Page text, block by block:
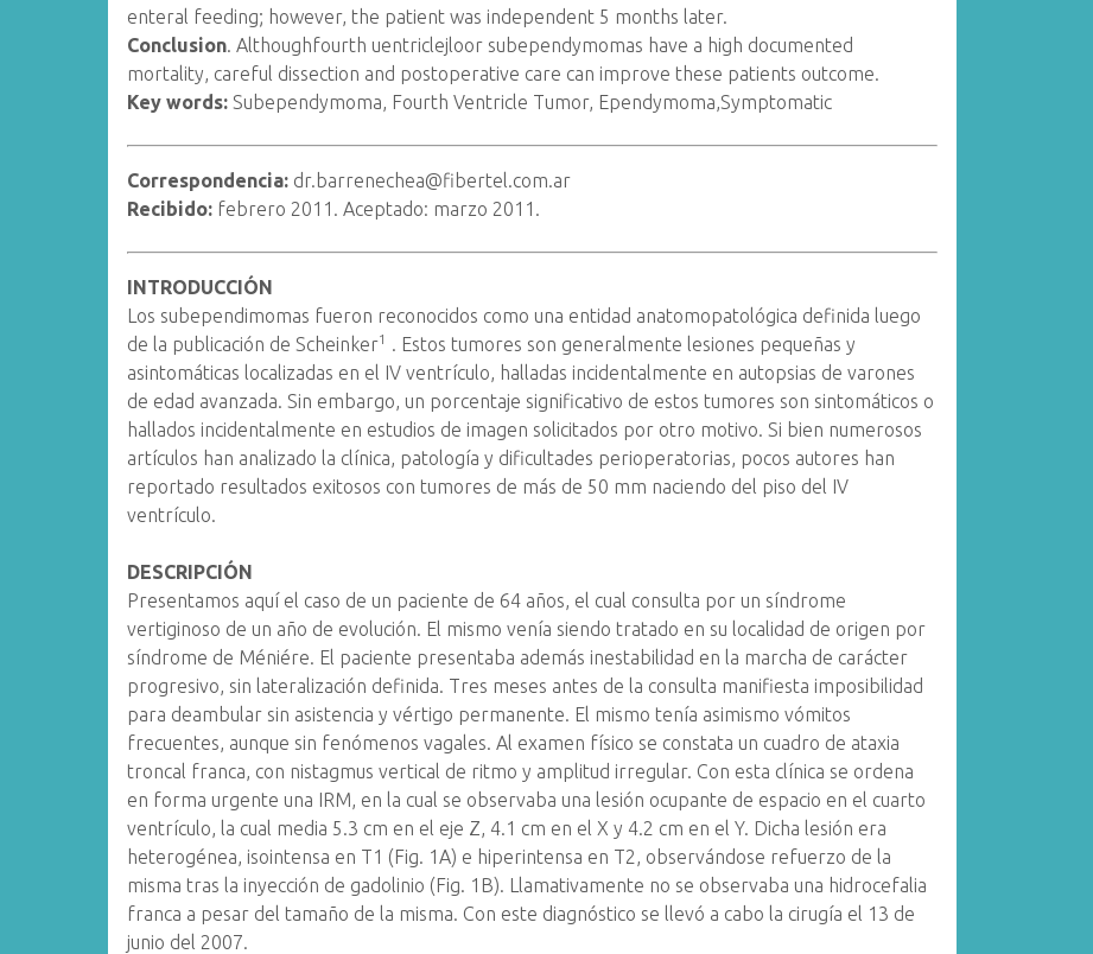
enteral feeding; however, the patient was independent 5 months later.
Conclusion. Althoughfourth uentriclejloor subependymomas have a high documented
mortality, careful dissection and postoperative care can improve these patients outcome.
Key words:Subependymoma, Fourth Ventricle Tumor, Ependymoma,Symptomatic
Correspondencia: dr.barrenechea@fibertel.com.ar
Recibido: febrero 2011. Aceptado: marzo 2011.
INTRODUCCIÓN
Los subependimomas fueron reconocidos como una entidad anatomopatológica definida luego
de la publicación de Scheinker1
. Estos tumores son generalmente lesiones pequeñas y
asintomáticas localizadas en el IV ventrículo, halladas incidentalmente en autopsias de varones
de edad avanzada. Sin embargo, un porcentaje significativo de estos tumores son sintomáticos o
hallados incidentalmente en estudios de imagen solicitados por otro motivo. Si bien numerosos
artículos han analizado la clínica, patología y dificultades perioperatorias, pocos autores han
reportado resultados exitosos con tumores de más de 50 mm naciendo del piso del IV
ventrículo.
DESCRIPCIÓN
Presentamos aquí el caso de un paciente de 64 años, el cual consulta por un síndrome
vertiginoso de un año de evolución. El mismo venía siendo tratado en su localidad de origen por
síndrome de Méniére. El paciente presentaba además inestabilidad en la marcha de carácter
progresivo, sin lateralización definida. Tres meses antes de la consulta manifiesta imposibilidad
para deambular sin asistencia y vértigo permanente. El mismo tenía asimismo vómitos
frecuentes, aunque sin fenómenos vagales. Al examen físico se constata un cuadro de ataxia
troncal franca, con nistagmus vertical de ritmo y amplitud irregular. Con esta clínica se ordena
en forma urgente una IRM, en la cual se observaba una lesión ocupante de espacio en el cuarto
ventrículo, la cual media 5.3 cm en el eje Z, 4.1 cm en el X y 4.2 cm en el Y. Dicha lesión era
heterogénea, isointensa en T1 (Fig. 1A) e hiperintensa en T2, observándose refuerzo de la
misma tras la inyección de gadolinio (Fig. 1B). Llamativamente no se observaba una hidrocefalia
franca a pesar del tamaño de la misma. Con este diagnóstico se llevó a cabo la cirugía el 13 de
junio del 2007.